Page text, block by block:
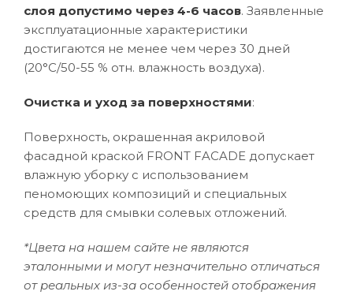
слоя допустимо через 4-6 часов. Заявленные
эксплуатационные характеристики
достигаются не менее чем через 30 дней
(20°C/50-55 % отн. влажность воздуха).
Очистка и уход за поверхностями:
Поверхность, окрашенная акриловой
фасадной краской FRONT FACADE допускает
влажную уборку с использованием
пеномоющих композиций и специальных
средств для смывки солевых отложений.
*Цвета на нашем сайте не являются
эталонными и могут незначительно отличаться
от реальных из-за особенностей отображения